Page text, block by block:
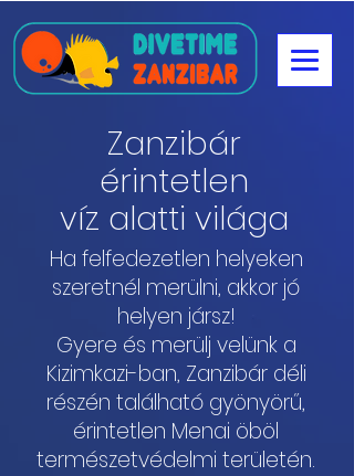
Zanzibár
érintetlen
víz alatti világa
Ha felfedezetlen helyeken
szeretnél merülni, akkor jó
helyen jársz!
Gyere és merülj velünk a
Kizimkazi-ban, Zanzibár déli
részén található gyönyörű,
érintetlen Menai öböl
természetvédelmi területén.